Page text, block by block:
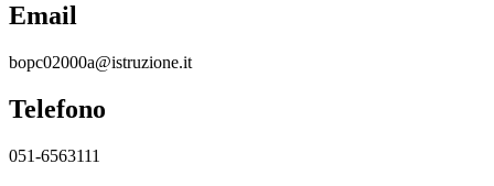
Email
bopc02000a@istruzione.it
Telefono
051-6563111